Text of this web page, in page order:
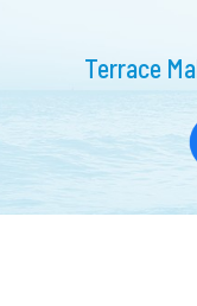
Terrace